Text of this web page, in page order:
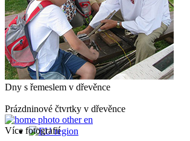
Dny s řemeslem v dřevěnce
Prázdninové čtvrtky v dřevěnce
Více fotografií